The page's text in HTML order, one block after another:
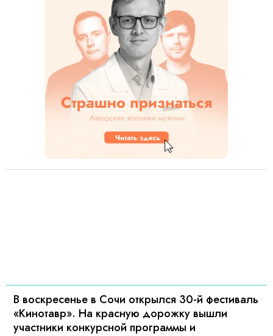
В воскресенье в Сочи открылся 30-й фестиваль
«Кинотавр». На красную дорожку вышли
участники конкурсной программы и